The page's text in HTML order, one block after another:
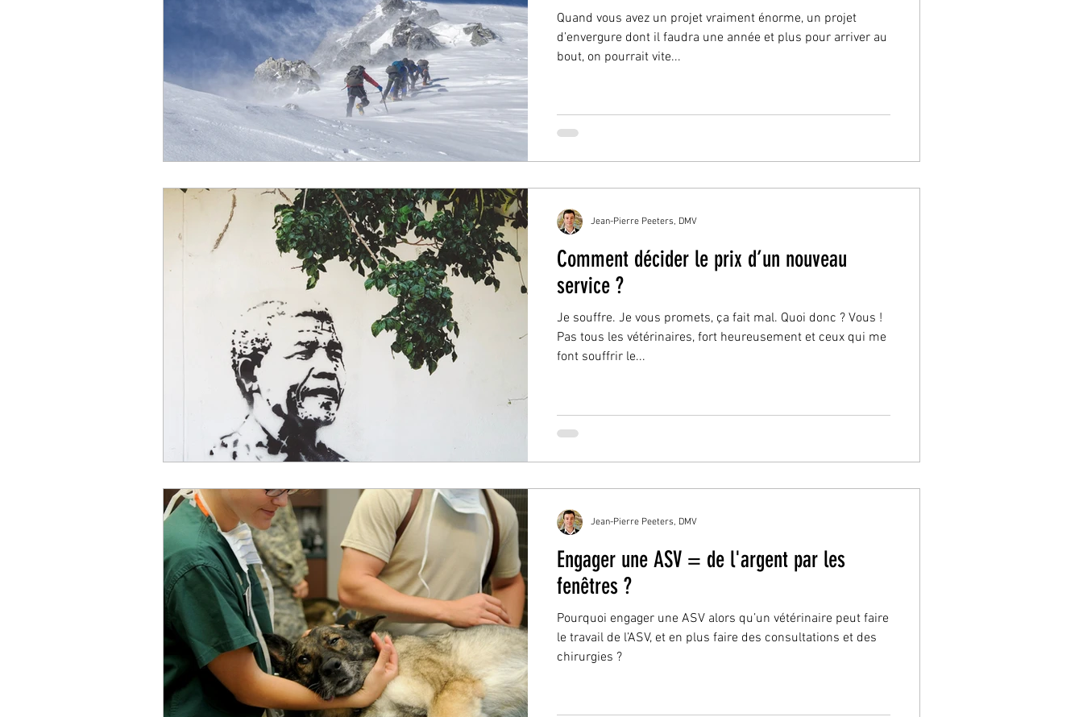
Quand vous avez un projet vraiment énorme, un projet
d’envergure dont il faudra une année et plus pour arriver au
bout, on pourrait vite...
Comment décider le prix d’un nouveau
service ?
Je souffre. Je vous promets, ça fait mal. Quoi donc ? Vous !
Pas tous les vétérinaires, fort heureusement et ceux qui me
font souffrir le...
Jean-Pierre Peeters, DMV
Engager une ASV = de l'argent par les
fenêtres ?
Pourquoi engager une ASV alors qu’un vétérinaire peut faire
le travail de l’ASV, et en plus faire des consultations et des
chirurgies ?
Jean-Pierre Peeters, DMV